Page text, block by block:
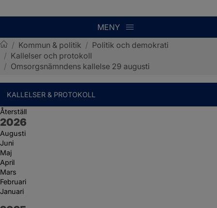
MENY
Sotenäs kommun
/ Kommun & politik / Politik och demokrati
/ Kallelser och protokoll
/ Omsorgsnämndens kallelse 29 augusti
KALLELSER & PROTOKOLL
Återställ
År:
2026
Augusti
Juni
Maj
April
Mars
Februari
Januari